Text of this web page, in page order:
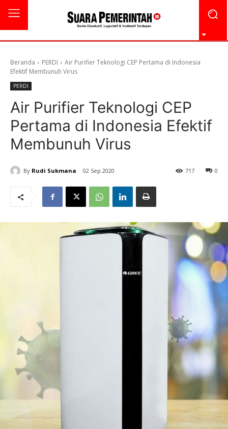
Beranda PERDI
Air Purifier Teknologi CEP Pertama di Indonesia
Efektif Membunuh Virus
PERDI
Air Purifier Teknologi CEP
Pertama di Indonesia Efektif
Membunuh Virus
By Rudi Sukmana 02 Sep 2020 0
717